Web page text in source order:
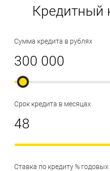
Кредитный
Сумма кредита в рублях
Срок кредита в месяцах
Ставка по кредиту % годовых